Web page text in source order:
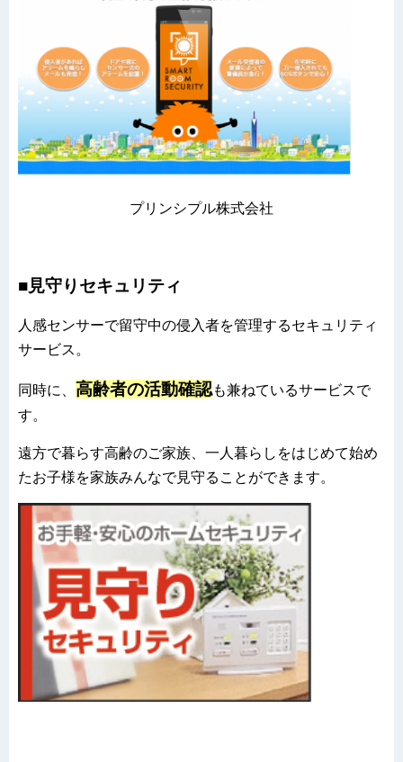
プリンシプル株式会社
■見守りセキュリティ
人感センサーで留守中の侵入者を管理するセキュリティ
サービス。
同時に、 高齢者の活動確認も兼ねているサービスで
す。
遠方で暮らす高齢のご家族、一人暮らしをはじめて始め
たお子様を家族みんなで見守ることができます。